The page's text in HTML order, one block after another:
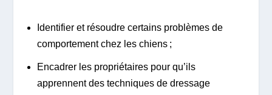
Identifier et résoudre certains problèmes de
comportement chez les chiens ;
Encadrer les propriétaires pour qu’ils
apprennent des techniques de dressage